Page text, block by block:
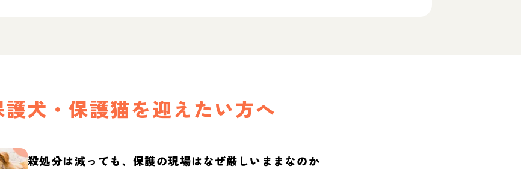
護犬・保護猫を迎えたい方へ
殺処分は減っても、保護の現場はなぜ厳しいままなのか